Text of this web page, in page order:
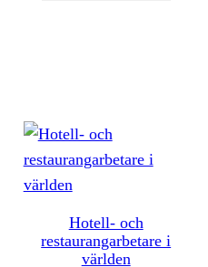
Hotell- och
restaurangarbetare i
världen